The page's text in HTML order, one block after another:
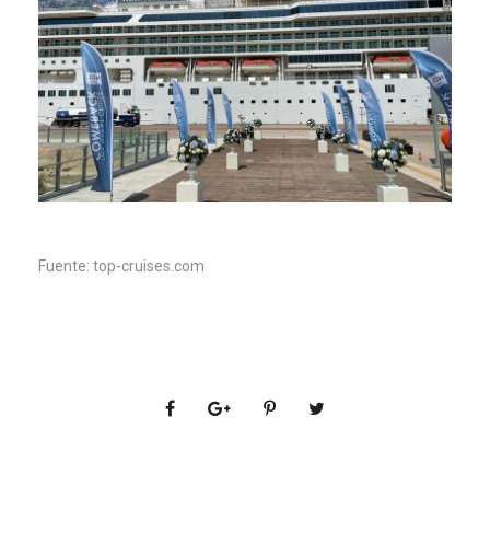
Fuente: top-cruises.com